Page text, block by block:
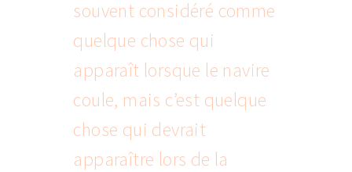
souvent considéré comme
quelque chose qui
apparaît lorsque le navire
coule, mais c’est quelque
chose qui devrait
apparaître lors de la